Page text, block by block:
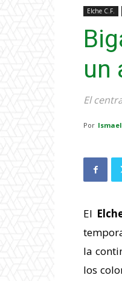
Elche C.F.
un
El
Por
El
la
los